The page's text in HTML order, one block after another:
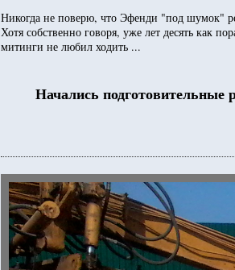
Никогда не поверю, что Эфенди "под шумок"
Хотя собственно говоря, уже лет десять как
митинги не любил ходить ...
Начались